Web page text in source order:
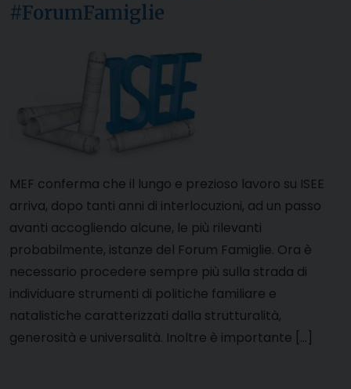
#ForumFamiglie
MEF conferma che il lungo e prezioso lavoro su ISEE
arriva, dopo tanti anni di interlocuzioni, ad un passo
avanti accogliendo alcune, le più rilevanti
probabilmente, istanze del Forum Famiglie. Ora è
necessario procedere sempre più sulla strada di
individuare strumenti di politiche familiare e
natalistiche caratterizzati dalla strutturalità,
generosità e universalità. Inoltre è importante […]